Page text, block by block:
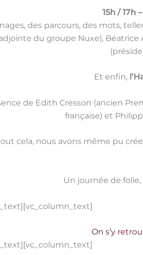
15h / 17h
des parcours, des mots,
du groupe Nuxe),
Et enfin,
de Edith Cresson (ancien
française) et
cela, nous avons même pu
Un journée de
On s’y